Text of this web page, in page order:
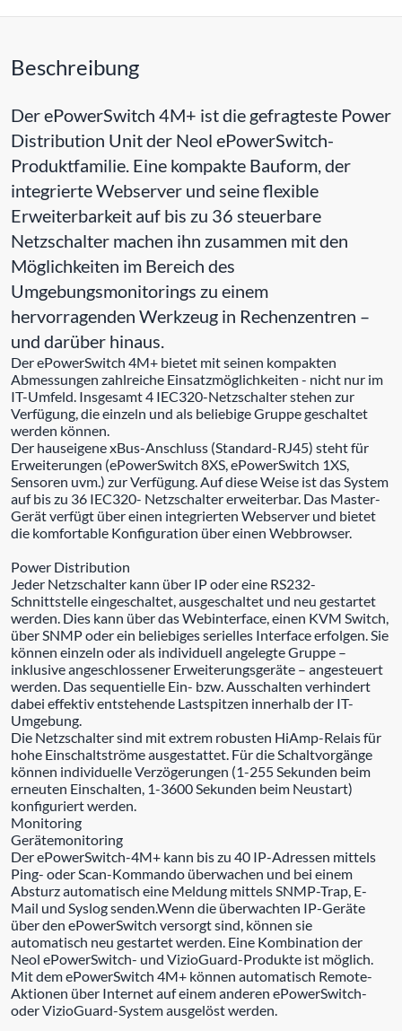
Beschreibung
Der ePowerSwitch 4M+ ist die gefragteste Power
Distribution Unit der Neol ePowerSwitch-
Produktfamilie. Eine kompakte Bauform, der
integrierte Webserver und seine flexible
Erweiterbarkeit auf bis zu 36 steuerbare
Netzschalter machen ihn zusammen mit den
Möglichkeiten im Bereich des
Umgebungsmonitorings zu einem
hervorragenden Werkzeug in Rechenzentren –
und darüber hinaus.
Der ePowerSwitch 4M+ bietet mit seinen kompakten
Abmessungen zahlreiche Einsatzmöglichkeiten - nicht nur im
IT-Umfeld. Insgesamt 4 IEC320-Netzschalter stehen zur
Verfügung, die einzeln und als beliebige Gruppe geschaltet
werden können.
Der hauseigene xBus-Anschluss (Standard-RJ45) steht für
Erweiterungen (ePowerSwitch 8XS, ePowerSwitch 1XS,
Sensoren uvm.) zur Verfügung. Auf diese Weise ist das System
auf bis zu 36 IEC320- Netzschalter erweiterbar. Das Master-
Gerät verfügt über einen integrierten Webserver und bietet
die komfortable Konfiguration über einen Webbrowser.
Power Distribution
Jeder Netzschalter kann über IP oder eine RS232-
Schnittstelle eingeschaltet, ausgeschaltet und neu gestartet
werden. Dies kann über das Webinterface, einen KVM Switch,
über SNMP oder ein beliebiges serielles Interface erfolgen. Sie
können einzeln oder als individuell angelegte Gruppe –
inklusive angeschlossener Erweiterungsgeräte – angesteuert
werden. Das sequentielle Ein- bzw. Ausschalten verhindert
dabei effektiv entstehende Lastspitzen innerhalb der IT-
Umgebung.
Die Netzschalter sind mit extrem robusten HiAmp-Relais für
hohe Einschaltströme ausgestattet. Für die Schaltvorgänge
können individuelle Verzögerungen (1-255 Sekunden beim
erneuten Einschalten, 1-3600 Sekunden beim Neustart)
konfiguriert werden.
Monitoring
Gerätemonitoring
Der ePowerSwitch-4M+ kann bis zu 40 IP-Adressen mittels
Ping- oder Scan-Kommando überwachen und bei einem
Absturz automatisch eine Meldung mittels SNMP-Trap, E-
Mail und Syslog senden.Wenn die überwachten IP-Geräte
über den ePowerSwitch versorgt sind, können sie
automatisch neu gestartet werden. Eine Kombination der
Neol ePowerSwitch- und VizioGuard-Produkte ist möglich.
Mit dem ePowerSwitch 4M+ können automatisch Remote-
Aktionen über Internet auf einem anderen ePowerSwitch-
oder VizioGuard-System ausgelöst werden.